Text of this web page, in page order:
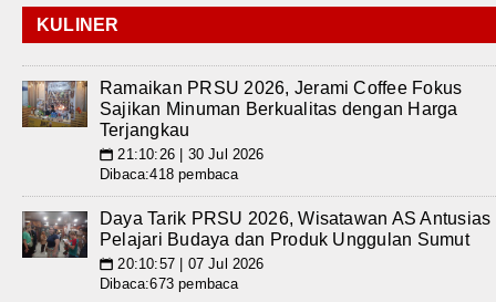
KULINER
Ramaikan PRSU 2026, Jerami Coffee Fokus
Sajikan Minuman Berkualitas dengan Harga
Terjangkau
📅 21:10:26 | 30 Jul 2026
Dibaca:418 pembaca
Daya Tarik PRSU 2026, Wisatawan AS Antusias
Pelajari Budaya dan Produk Unggulan Sumut
📅 20:10:57 | 07 Jul 2026
Dibaca:673 pembaca